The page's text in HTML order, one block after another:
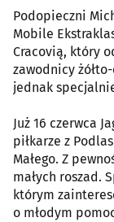
Podopieczni
Mobile
Cracovią, który
zawodnicy
jednak
Już 16 czerwca
piłkarze z
Małego. Z
małych roszad.
którym
o młodym